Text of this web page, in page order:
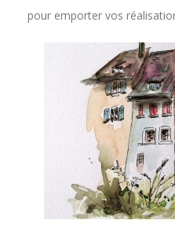
pour emporter vos